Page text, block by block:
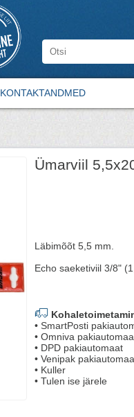
KONTAKTANDMED
Ümarviil
Läbimõõt 5,5 mm.
Echo saeketiviil 3/8"
• SmartPosti
• Omniva
• DPD pakiautomaat
• Venipak
• Kuller
• Tulen ise järele